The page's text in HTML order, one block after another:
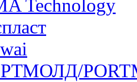
Technology